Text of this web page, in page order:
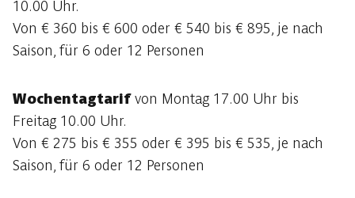
10.00 Uhr.
Von € 360 bis € 600 oder € 540 bis € 895, je nach
Saison, für 6 oder 12 Personen
Wochentagtarifvon Montag 17.00 Uhr bis
Freitag 10.00 Uhr.
Von € 275 bis € 355 oder € 395 bis € 535, je nach
Saison, für 6 oder 12 Personen